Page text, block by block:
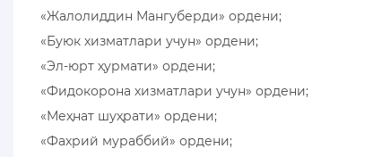
«Жалолиддин Мангуберди» ордени;
«Буюк хизматлари учун» ордени;
«Эл-юрт ҳурмати» ордени;
«Фидокорона хизматлари учун» ордени;
«Меҳнат шуҳрати» ордени;
«Фахрий мураббий» ордени;